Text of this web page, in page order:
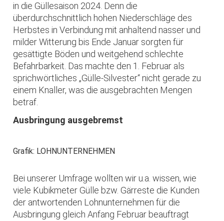
in die Güllesaison 2024. Denn die
überdurchschnittlich hohen Niederschläge des
Herbstes in Verbindung mit anhaltend nasser und
milder Witterung bis Ende Januar sorgten für
gesättigte Böden und weitgehend schlechte
Befahrbarkeit. Das machte den 1. Februar als
sprichwörtliches „Gülle-Silvester“ nicht gerade zu
einem Knaller, was die ausgebrachten Mengen
betraf.
Ausbringung ausgebremst
Grafik: LOHNUNTERNEHMEN
Bei unserer Umfrage wollten wir u.a. wissen, wie
viele Kubikmeter Gülle bzw. Gärreste die Kunden
der antwortenden Lohnunternehmen für die
Ausbringung gleich Anfang Februar beauftragt